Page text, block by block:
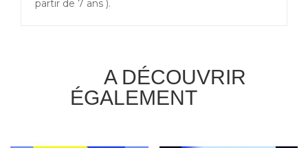
partir de 7 ans ).
A DÉCOUVRIR
ÉGALEMENT